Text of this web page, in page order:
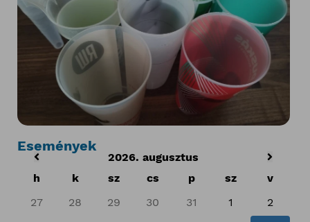
Események
2026. augusztus
h
k sz cs p sz
v
27
28 29 30 31 1 2